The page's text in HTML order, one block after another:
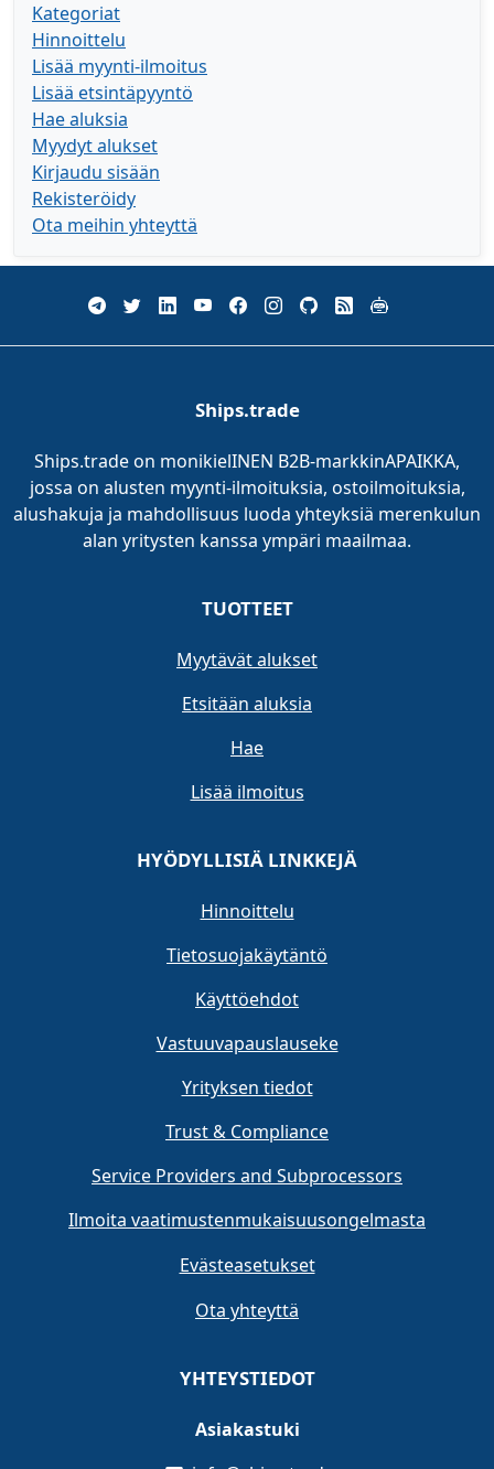
Kategoriat
Hinnoittelu
Lisää myynti-ilmoitus
Lisää etsintäpyyntö
Hae aluksia
Myydyt alukset
Kirjaudu sisään
Rekisteröidy
Ota meihin yhteyttä
Ships.trade
Ships.trade on monikielINEN B2B-markkinAPAIKKA,
jossa on alusten myynti-ilmoituksia, ostoilmoituksia,
alushakuja ja mahdollisuus luoda yhteyksiä merenkulun
alan yritysten kanssa ympäri maailmaa.
TUOTTEET
Myytävät alukset
Etsitään aluksia
Hae
Lisää ilmoitus
HYÖDYLLISIÄ LINKKEJÄ
Hinnoittelu
Tietosuojakäytäntö
Käyttöehdot
Vastuuvapauslauseke
Yrityksen tiedot
Trust & Compliance
Service Providers and Subprocessors
Ilmoita vaatimustenmukaisuusongelmasta
Evästeasetukset
Ota yhteyttä
YHTEYSTIEDOT
Asiakastuki